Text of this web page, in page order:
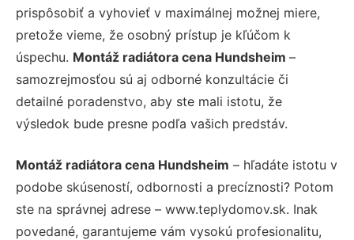
prispôsobiť a vyhovieť v maximálnej možnej miere,
pretože vieme, že osobný prístup je kľúčom k
úspechu. Montáž radiátora cena Hundsheim –
samozrejmosťou sú aj odborné konzultácie či
detailné poradenstvo, aby ste mali istotu, že
výsledok bude presne podľa vašich predstáv.
Montáž radiátora cena Hundsheim – hľadáte istotu v
podobe skúseností, odbornosti a precíznosti? Potom
ste na správnej adrese – www.teplydomov.sk. Inak
povedané, garantujeme vám vysokú profesionalitu,